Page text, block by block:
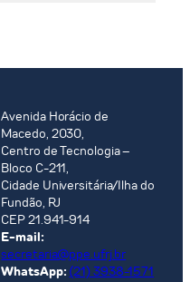
Avenida Horácio de
Macedo, 2030,
Centro de Tecnologia –
Bloco C-211,
Cidade Universitária/Ilha do
Fundão, RJ
CEP 21.941-914
E-mail:
secretaria@ppe.ufrj.br
WhatsApp: (21) 3938-1571